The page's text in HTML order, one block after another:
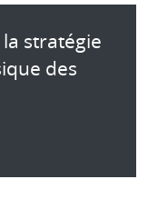
stratégie
des